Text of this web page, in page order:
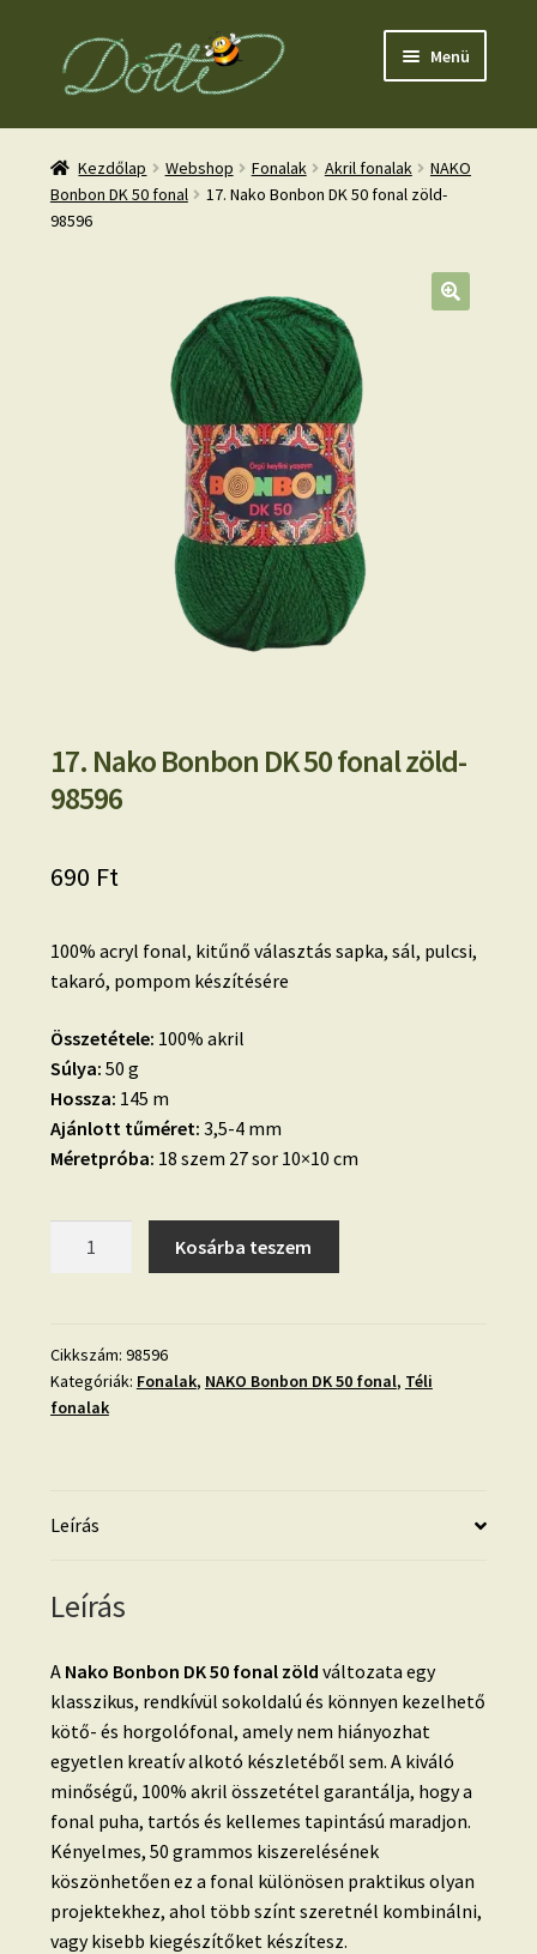
Ugrás
Kilépés
Menü
Kezdőlap Webshop Fonalak Akril fonalak
NAKO
Bonbon DK 50 fonal
17. Nako Bonbon DK 50 fonal zöld-
98596
17. Nako Bonbon DK 50 fonal zöld-
98596
690 Ft
100% acryl fonal, kitűnő választás sapka, sál, pulcsi,
takaró, pompom készítésére
Összetétele: 100% akril
Súlya: 50 g
Hossza: 145 m
Ajánlott tűméret: 3,5-4 mm
Méretpróba: 18 szem 27 sor 10×10 cm
50
fonal
zöld-
Kosárba teszem
Cikkszám: 98596
Kategóriák: Fonalak, NAKO Bonbon DK 50 fonal, Téli
fonalak
Leírás
Leírás
A Nako Bonbon DK 50 fonal zöld változata egy
klasszikus, rendkívül sokoldalú és könnyen kezelhető
kötő- és horgolófonal, amely nem hiányozhat
egyetlen kreatív alkotó készletéből sem. A kiváló
minőségű, 100% akril összetétel garantálja, hogy a
fonal puha, tartós és kellemes tapintású maradjon.
Kényelmes, 50 grammos kiszerelésének
köszönhetően ez a fonal különösen praktikus olyan
projektekhez, ahol több színt szeretnél kombinálni,
vagy kisebb kiegészítőket készítesz.